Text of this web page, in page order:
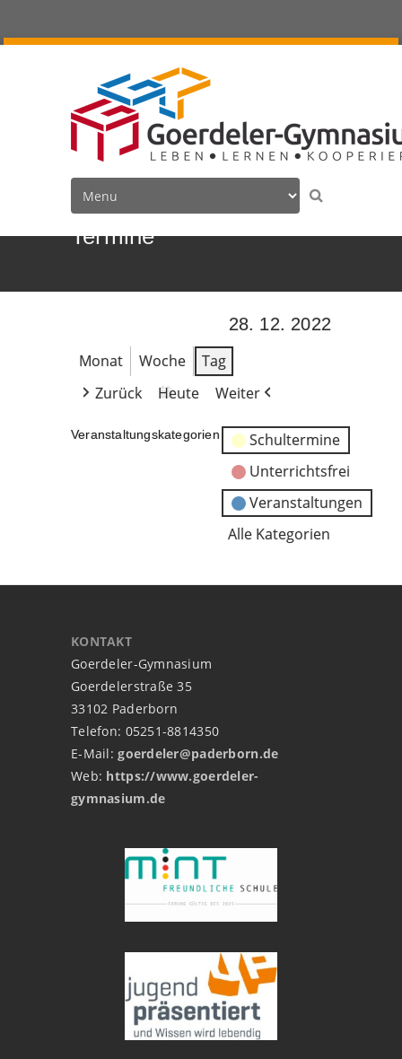
Termine
28. 12. 2022
Monat
Woche
Tag
Zurück
Heute Weiter
Veranstaltungskategorien
Schultermine
Unterrichtsfrei
Veranstaltungen
Alle Kategorien
KONTAKT
Goerdeler-Gymnasium
Goerdelerstraße 35
33102 Paderborn
Telefon: 05251-8814350
E-Mail:goerdeler@paderborn.de
Web: https://www.goerdeler-
gymnasium.de